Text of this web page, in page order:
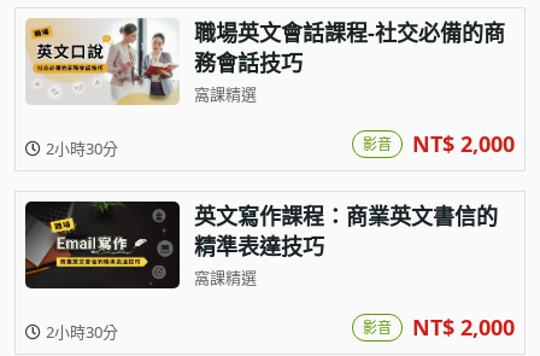
職場英文會話課程-社交必備的商
務會話技巧
窩課精選
2小時30分 影音 NT$ 2,000
英文寫作課程：商業英文書信的
精準表達技巧
窩課精選
2小時30分 影音 NT$ 2,000